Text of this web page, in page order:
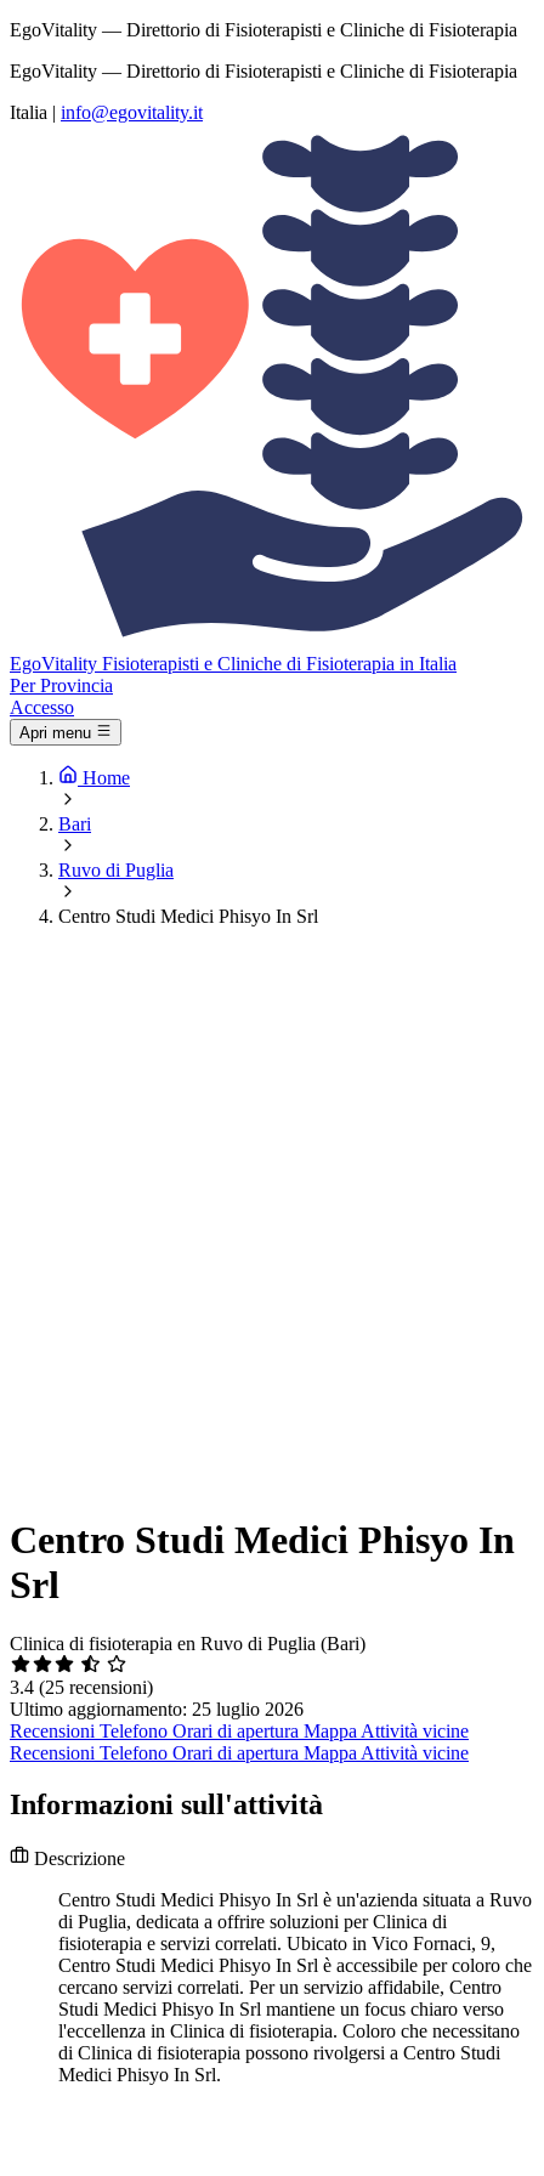
EgoVitality — Direttorio di Fisioterapisti e Cliniche di Fisioterapia
EgoVitality — Direttorio di Fisioterapisti e Cliniche di Fisioterapia
Italia | info@egovitality.it
EgoVitality Fisioterapisti e Cliniche di Fisioterapia in Italia
Per Provincia
Accesso
Apri menu
Home
Bari
Ruvo di Puglia
Centro Studi Medici Phisyo In Srl
Centro Studi Medici Phisyo In
Srl
Clinica di fisioterapia en Ruvo di Puglia (Bari)
3.4 (25 recensioni)
Ultimo aggiornamento: 25 luglio 2026
Recensioni Telefono Orari di apertura Mappa Attività vicine
Recensioni Telefono Orari di apertura Mappa Attività vicine
Informazioni sull'attività
Descrizione
Centro Studi Medici Phisyo In Srl è un'azienda situata a Ruvo
di Puglia, dedicata a offrire soluzioni per Clinica di
fisioterapia e servizi correlati. Ubicato in Vico Fornaci, 9,
Centro Studi Medici Phisyo In Srl è accessibile per coloro che
cercano servizi correlati. Per un servizio affidabile, Centro
Studi Medici Phisyo In Srl mantiene un focus chiaro verso
l'eccellenza in Clinica di fisioterapia. Coloro che necessitano
di Clinica di fisioterapia possono rivolgersi a Centro Studi
Medici Phisyo In Srl.